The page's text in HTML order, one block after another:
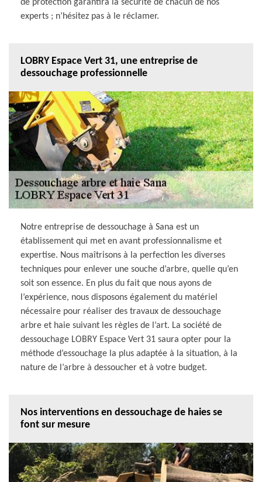
de protection garantira la sécurité de chacun de nos
experts ; n’hésitez pas à le réclamer.
LOBRY Espace Vert 31, une entreprise de
dessouchage professionnelle
Notre entreprise de dessouchage à Sana est un
établissement qui met en avant professionnalisme et
expertise. Nous maîtrisons à la perfection les diverses
techniques pour enlever une souche d’arbre, quelle qu’en
soit son essence. En plus du fait que nous ayons de
l’expérience, nous disposons également du matériel
nécessaire pour réaliser des travaux de dessouchage
arbre et haie suivant les règles de l’art. La société de
dessouchage LOBRY Espace Vert 31 saura opter pour la
méthode d’essouchage la plus adaptée à la situation, à la
nature de l’arbre à dessoucher et à votre budget.
Nos interventions en dessouchage de haies se
font sur mesure